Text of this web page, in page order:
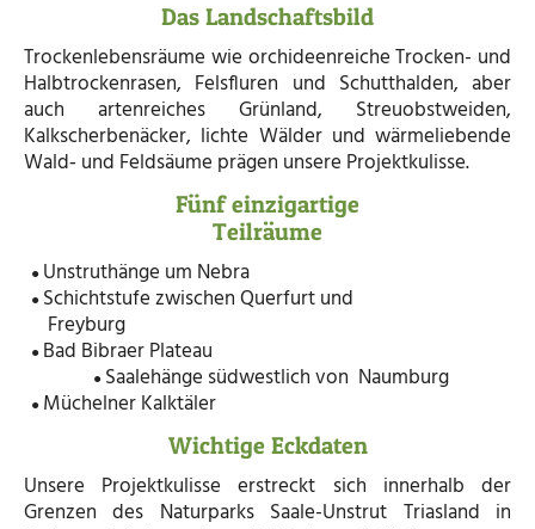
Das Landschaftsbild
Trockenlebensräume wie orchideenreiche Trocken- und
Halbtrockenrasen, Felsfluren und Schutthalden, aber
auch artenreiches Grünland, Streuobstweiden,
Kalkscherbenäcker, lichte Wälder und wärmeliebende
Wald‑ und Feldsäume prägen unsere Projektkulisse.
Fünf einzigartige
Teilräume
● Unstruthänge um Nebra
● Schichtstufe zwischen Querfurt und
Freyburg
● Bad Bibraer Plateau
● Saalehänge südwestlich von Naumburg
● Müchelner Kalktäler
Wichtige Eckdaten
Unsere Projektkulisse erstreckt sich innerhalb der
Grenzen des Naturparks Saale-Unstrut Triasland in